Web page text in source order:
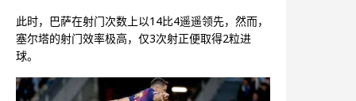
此时，巴萨在射门次数上以14比4遥遥领先，然而，
塞尔塔的射门效率极高，仅3次射正便取得2粒进
球。